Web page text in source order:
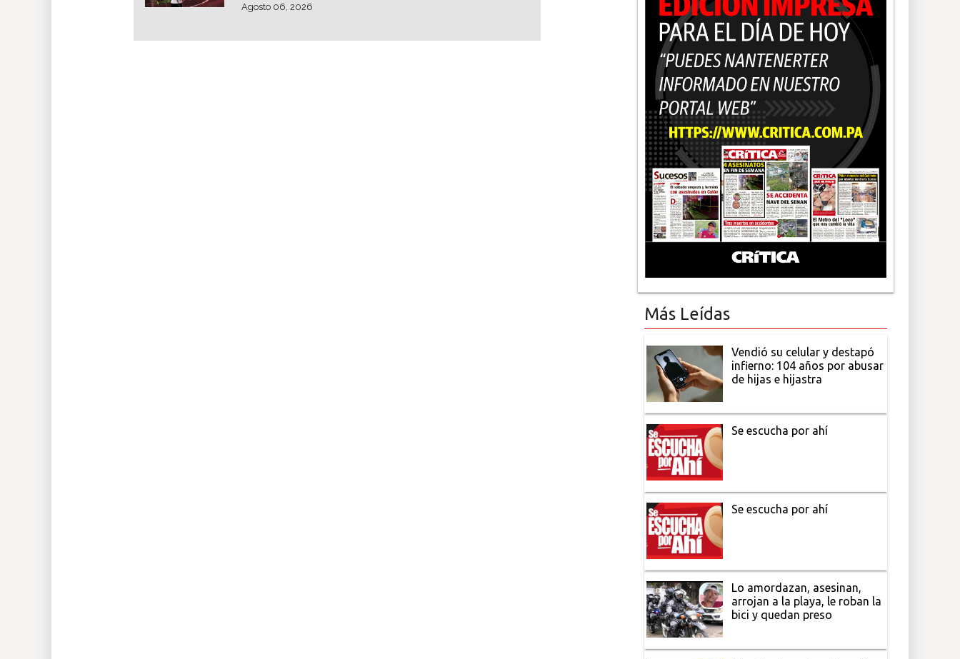
Agosto 06, 2026
Más Leídas
Vendió su celular y destapó
infierno: 104 años por abusar
de hijas e hijastra
Se escucha por ahí
Se escucha por ahí
Lo amordazan, asesinan,
arrojan a la playa, le roban la
bici y quedan preso